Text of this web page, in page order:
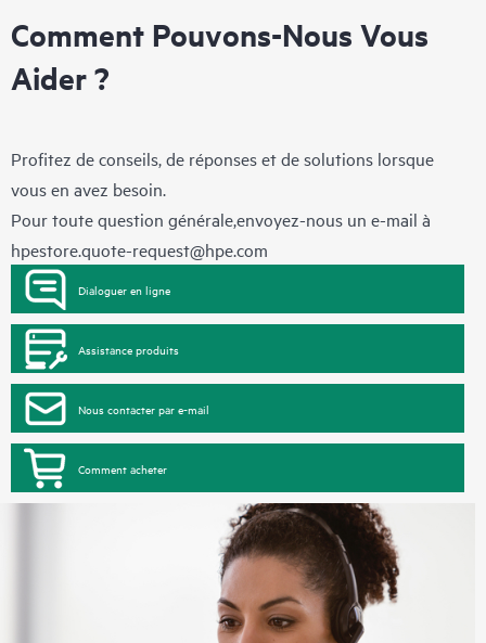
Comment Pouvons-Nous Vous
Aider ?
Profitez de conseils, de réponses et de solutions lorsque
vous en avez besoin.
Pour toute question générale,envoyez-nous un e-mail à
hpestore.quote-request@hpe.com
Dialoguer en ligne
Assistance produits
Nous contacter par e-mail
Comment acheter